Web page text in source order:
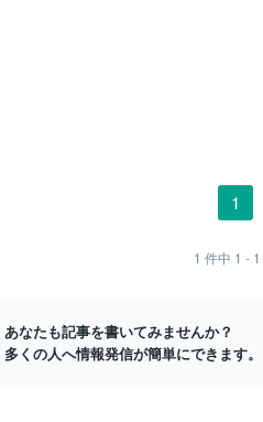
1
1 件中 1 - 1
あなたも記事を書いてみませんか？
多くの人へ情報発信が簡単にできます。